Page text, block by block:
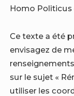
Homo Politicus
Ce texte a été
envisagez de
sur le sujet «
utiliser les